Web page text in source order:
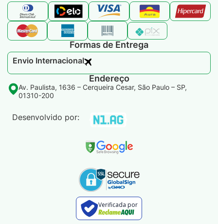
Formas de Entrega
Envio Internacional​
Endereço
Av. Paulista, 1636 – Cerqueira Cesar, São Paulo – SP,
01310-200
Desenvolvido por:
Verificada por